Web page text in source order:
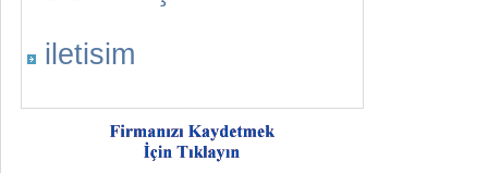
iletisim